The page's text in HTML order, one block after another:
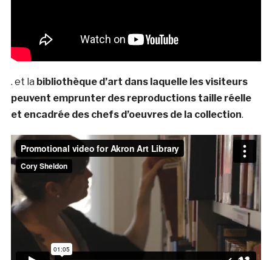
. et la bibliothèque d’art dans laquelle les visiteurs
peuvent emprunter des reproductions taille réelle
et encadrée des chefs d’oeuvres de la collection.